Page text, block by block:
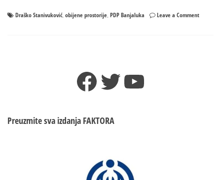
Draško Stanivuković, obijene prostorije PDP Banjaluka Leave a Commenton
Facebook
TwitterYouTube
Preuzmite sva izdanja FAKTORA